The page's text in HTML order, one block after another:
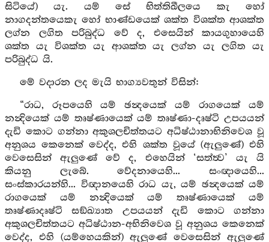
සිටියේ) යැ. යම් සේ භිත්තිඛීලයෙ කැ හෝ
නාගදන්තයෙකැ හෝ භාණ්ඩයෙක් ශක්ත විශක්ත ආශක්ත
ලග්න ලගිත පරිබුද්ධ වේ ද, එසෙයින් කායගුහායෙහි
ශක්ත යැ විශක්ත යැ ආශක්ත යැ ලග්න යැ ලගිත යැ
පරිබුද්ධ යි.
මේ වදාරන ලද මැයි භාග්‍යවතුන් විසින්:
“රාධ, රූපයෙහි යම් ඡන්‍දයෙක් යම් රාගයෙක් යම්
නන්‍දියෙක් යම් තෘෂ්ණායෙක් යම් තෘෂ්ණා-දෘෂ්ටි උපයයන්
දැඩි කොට ගන්නා අකුශලචිත්තයට අධිෂ්ඨානාභිනිවෙශ වූ
අනුශය කෙනෙක් වෙද්ද, එහි ශක්ත වූයේ (ඇලුණේ) එහි
වෙසෙසින් ඇලුණේ වේ ද, එහෙයින් ‘සත්ත්‍ව’ යැ යි
කියනු ලැබේ. වේදනායෙහි... සංඥායෙහි...
සංස්කාරයන්හි... විඥානයෙහි රාධ යැ, යම් ඡන්‍දයෙක් යම්
රාගයෙක් යම් නන්‍දියෙක් යම් තෘෂ්ණායෙක් යම්
තෘෂ්ණාදෘෂ්ටි සඞ්ඛ්‍යාත උපයයන් දැඩි කොට ගන්නා
අකුශලචිත්තයට අධිෂ්ඨාන-අභිනිවෙශ වූ අනුශය කෙනෙක්
වෙද්ද, එහි (යම්හෙයකින්) ඇලුණේ වෙසෙසින් ඇලුණේ